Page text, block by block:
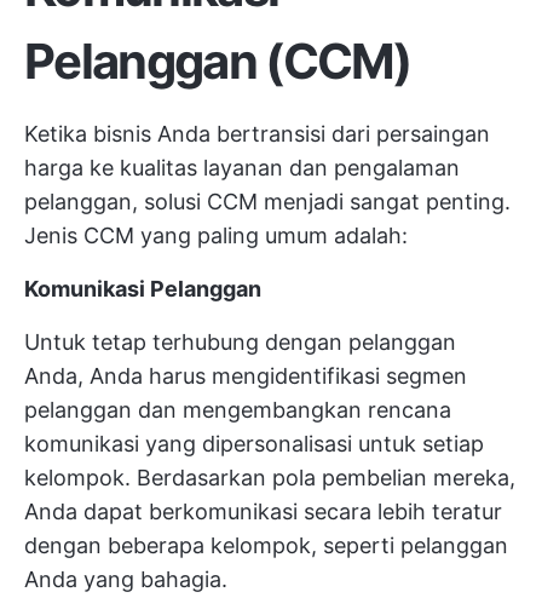
Pelanggan (CCM)
Ketika bisnis Anda bertransisi dari persaingan
harga ke kualitas layanan dan pengalaman
pelanggan, solusi CCM menjadi sangat penting.
Jenis CCM yang paling umum adalah:
Komunikasi Pelanggan
Untuk tetap terhubung dengan pelanggan
Anda, Anda harus mengidentifikasi segmen
pelanggan dan mengembangkan rencana
komunikasi yang dipersonalisasi untuk setiap
kelompok. Berdasarkan pola pembelian mereka,
Anda dapat berkomunikasi secara lebih teratur
dengan beberapa kelompok, seperti pelanggan
Anda yang bahagia.